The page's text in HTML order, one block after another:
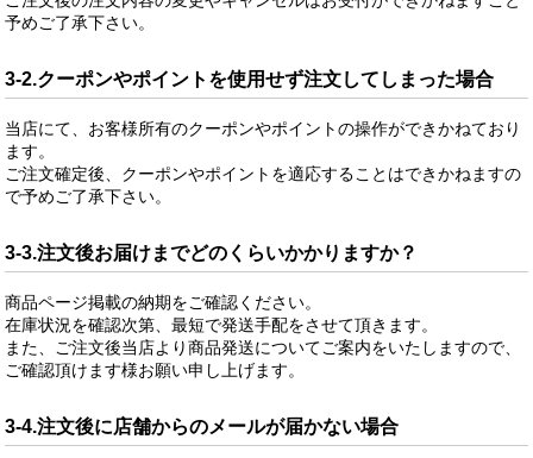
予めご了承下さい。
3-2.クーポンやポイントを使用せず注文してしまった場合
当店にて、お客様所有のクーポンやポイントの操作ができかねており
ます。
ご注文確定後、クーポンやポイントを適応することはできかねますの
で予めご了承下さい。
3-3.注文後お届けまでどのくらいかかりますか？
商品ページ掲載の納期をご確認ください。
在庫状況を確認次第、最短で発送手配をさせて頂きます。
また、ご注文後当店より商品発送についてご案内をいたしますので、
ご確認頂けます様お願い申し上げます。
3-4.注文後に店舗からのメールが届かない場合